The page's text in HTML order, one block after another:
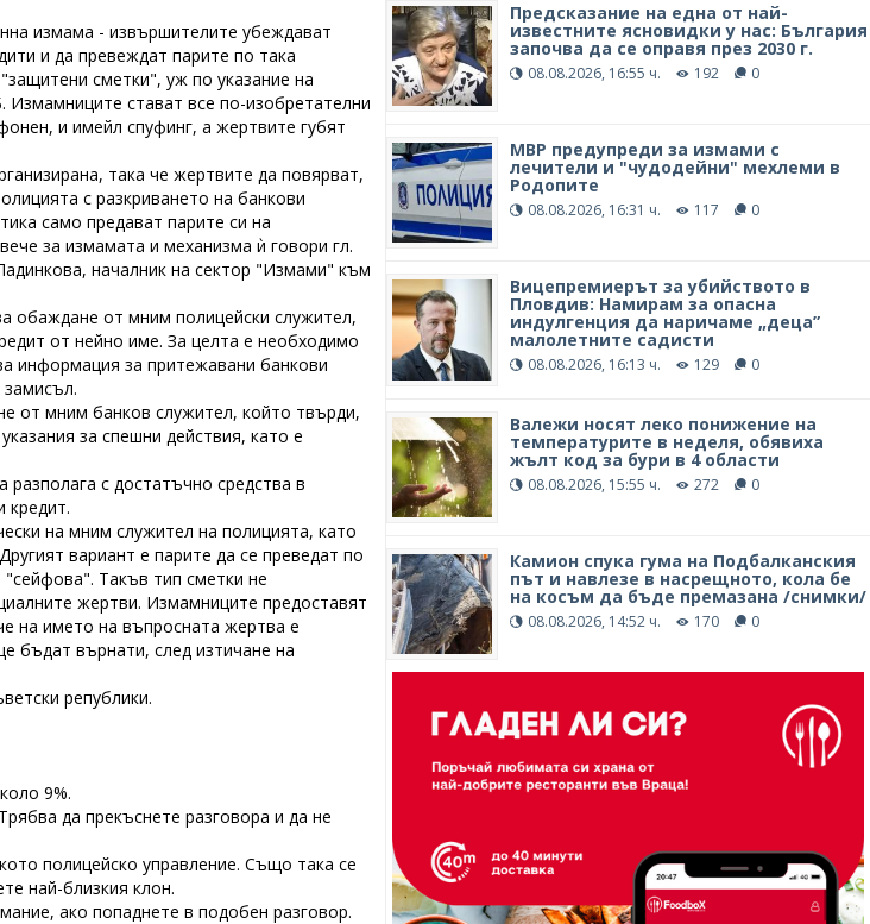
измама - извършителите убеждават
и да превеждат парите по така
сметки", уж по указание на
Измамниците стават все по-изобретателни
и имейл спуфинг, а жертвите губят
така че жертвите да повярват,
с разкриването на банкови
само предават парите си на
за измамата и механизма ѝ говори гл.
началник на сектор "Измами" към
обаждане от мним полицейски служител,
от нейно име. За целта е необходимо
информация за притежавани банкови
от мним банков служител, който твърди,
за спешни действия, като e
с достатъчно средства в
кредит.
на мним служител на полицията, като
вариант е парите да се преведат по
Такъв тип сметки не
жертви. Измамниците предоставят
на името на въпросната жертва е
бъдат върнати, след изтичане на
републики.
9%.
да прекъснете разговора и да не
полицейско управление. Също така се
най-близкия клон.
ако попаднете в подобен разговор.
Предсказание на една от най-
известните ясновидки у нас: България
започва да се оправя през 2030 г.
08.08.2026, 16:55 ч. 192 0
МВР предупреди за измами с
лечители и "чудодейни" мехлеми в
Родопите
08.08.2026, 16:31 ч. 117 0
Вицепремиерът за убийството в
Пловдив: Намирам за опасна
индулгенция да наричаме „деца”
малолетните садисти
08.08.2026, 16:13 ч. 129 0
Валежи носят леко понижение на
температурите в неделя, обявиха
жълт код за бури в 4 области
08.08.2026, 15:55 ч. 272 0
Камион спука гума на Подбалканския
път и навлезе в насрещното, кола бе
на косъм да бъде премазана /снимки/
08.08.2026, 14:52 ч. 170 0